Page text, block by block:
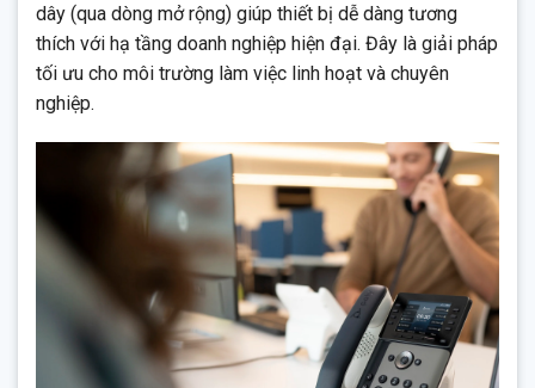
dây (qua dòng mở rộng) giúp thiết bị dễ dàng tương
thích với hạ tầng doanh nghiệp hiện đại. Đây là giải pháp
tối ưu cho môi trường làm việc linh hoạt và chuyên
nghiệp.